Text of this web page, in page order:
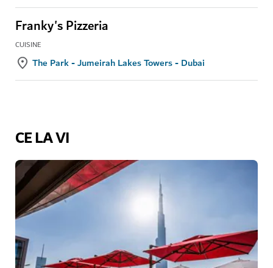
Franky's Pizzeria
CUISINE
The Park - Jumeirah Lakes Towers - Dubai
CE LA VI